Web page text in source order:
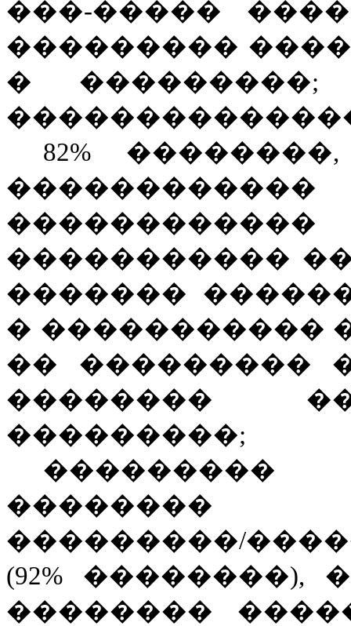
���-�����
���������
�
82% ��������,
�����������
�������
� �����������
�� ���������
��������
���������;
���������
���������/
(92%
�������� �